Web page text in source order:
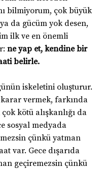
bilmiyorum, çok büyük
da gücüm yok desen,
ilk ve en önemli
ne yap et, kendine bir
belirle.
iskeletini oluşturur.
vermek, farkında
kötü alışkanlığı da
sosyal medyada
çünkü yatman
var. Gece dışarıda
geçiremezsin çünkü